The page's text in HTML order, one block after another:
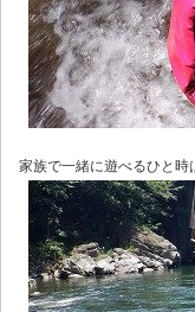
家族で一緒に遊べるひと時